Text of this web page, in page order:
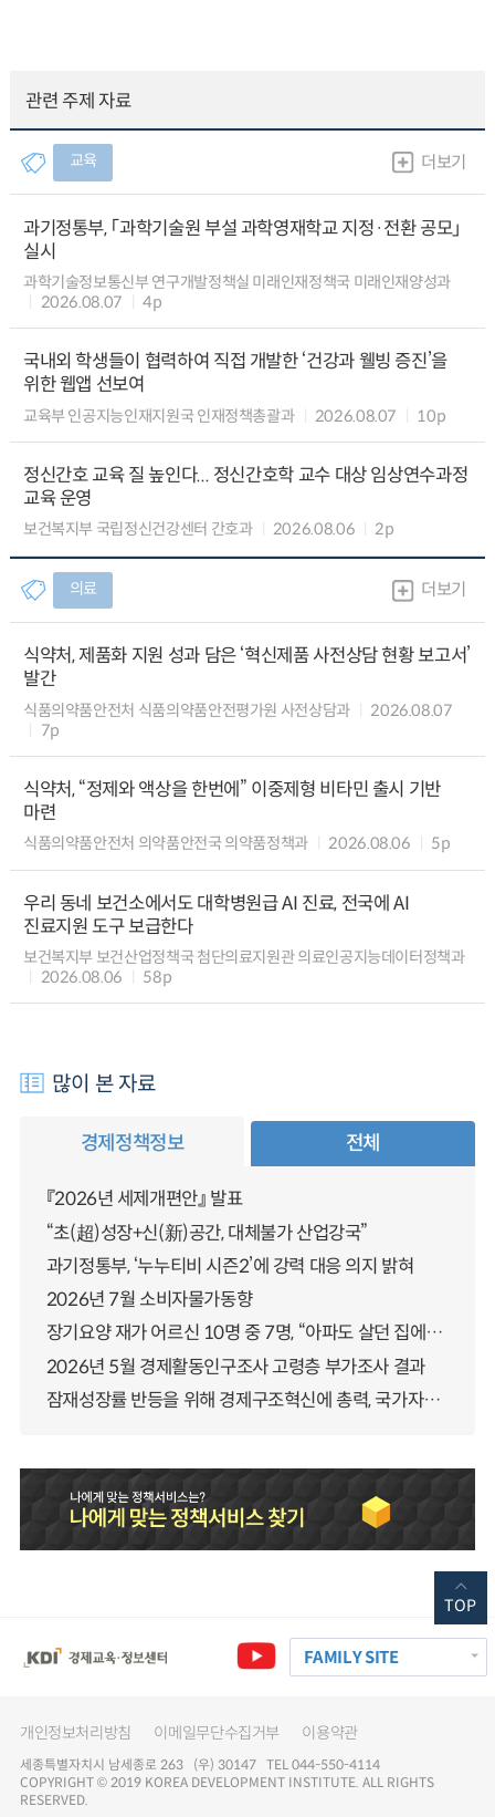
관련 주제 자료
교육 더보기
과기정통부, 「과학기술원 부설 과학영재학교 지정·전환 공모」
실시
과학기술정보통신부 연구개발정책실 미래인재정책국 미래인재양성과
2026.08.07
4p
국내외 학생들이 협력하여 직접 개발한 ‘건강과 웰빙 증진’을
위한 웹앱 선보여
교육부 인공지능인재지원국 인재정책총괄과 2026.08.07 10p
정신간호 교육 질 높인다... 정신간호학 교수 대상 임상연수과정
교육 운영
보건복지부 국립정신건강센터 간호과 2026.08.06 2p
의료 더보기
식약처, 제품화 지원 성과 담은 ‘혁신제품 사전상담 현황 보고서’
발간
식품의약품안전처 식품의약품안전평가원 사전상담과
2026.08.07
7p
식약처, “정제와 액상을 한번에” 이중제형 비타민 출시 기반
마련
식품의약품안전처 의약품안전국 의약품정책과 2026.08.06 5p
우리 동네 보건소에서도 대학병원급 AI 진료, 전국에 AI
진료지원 도구 보급한다
보건복지부 보건산업정책국 첨단의료지원관 의료인공지능데이터정책과
2026.08.06
58p
많이 본 자료
경제정책정보 전체
『2026년 세제개편안』 발표
“초(超)성장+신(新)공간, 대체불가 산업강국”
과기정통부, ‘누누티비 시즌2’에 강력 대응 의지 밝혀
2026년 7월 소비자물가동향
장기요양 재가 어르신 10명 중 7명, “아파도 살던 집에서 살겠다” 「2025년 장기요양실태조사」 결과 발표
2026년 5월 경제활동인구조사 고령층 부가조사 결과
잠재성장률 반등을 위해 경제구조혁신에 총력, 국가자산 관리체계 대전환
FAMILY SITE
개인정보처리방침 이메일무단수집거부 이용약관
세종특별자치시 남세종로 263 (우) 30147 TEL 044-550-4114
COPYRIGHT © 2019 KOREA DEVELOPMENT INSTITUTE. ALL RIGHTS
RESERVED.
TOP